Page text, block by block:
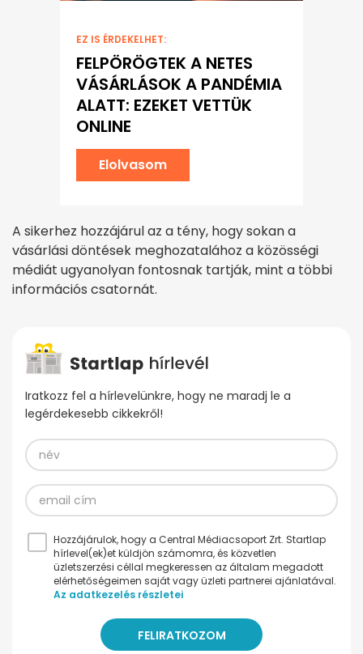
EZ IS ÉRDEKELHET:
FELPÖRÖGTEK A NETES
VÁSÁRLÁSOK A PANDÉMIA
ALATT: EZEKET VETTÜK
ONLINE
Elolvasom
A sikerhez hozzájárul az a tény, hogy sokan a
vásárlási döntések meghozatalához a közösségi
médiát ugyanolyan fontosnak tartják, mint a többi
információs csatornát.
Iratkozz fel a hírlevelünkre, hogy ne maradj le a
legérdekesebb cikkekről!
Hozzájárulok, hogy a Central Médiacsoport Zrt. Startlap
hírlevel(ek)et küldjön számomra, és közvetlen
üzletszerzési céllal megkeressen az általam megadott
elérhetőségeimen saját vagy üzleti partnerei ajánlatával.
Az adatkezelés részletei